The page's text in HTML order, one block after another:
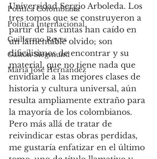
Política Colombiana
Política Internacional
Guillermo Reyes
Gastón Siegmund
Maria José Hernández
Universidad Sergio Arboleda. Los
tres tomos que se construyeron a
partir de las cintas han caído en
un lamentable olvido; son
dificilisimos de encontrar y su
material, que no tiene nada que
envidiarle a las mejores clases de
historia y cultura universal, aún
resulta ampliamente extraño para
la mayoría de los colombianos.
Pero más allá de tratar de
reivindicar estas obras perdidas,
me gustaría enfatizar en el último